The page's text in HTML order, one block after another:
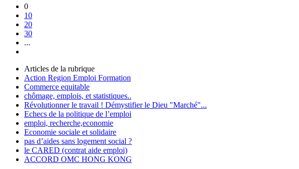
0
10
20
30
...
Articles de la rubrique
Action Region Emploi Formation
Commerce equitable
chômage, emplois, et statistiques..
Révolutionner le travail ! Démystifier le Dieu "Marché"...
Echecs de la politique de l’emploi
emploi, recherche,economie
Economie sociale et solidaire
pas d’aides sans logement social ?
le CARED (contrat aide emploi)
ACCORD OMC HONG KONG